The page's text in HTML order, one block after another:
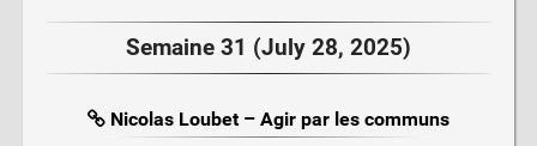
Semaine 31 (July 28, 2025)
Nicolas Loubet – Agir par les communs